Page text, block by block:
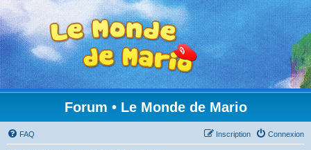
Forum • Le Monde de Mario
FAQ Connexion
Inscription